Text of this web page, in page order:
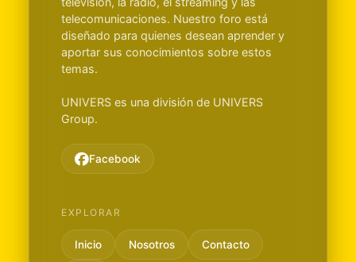
telecomunicaciones. Nuestro foro está
diseñado para quienes desean aprender y
aportar sus conocimientos sobre estos
temas.
UNIVERS es una división de UNIVERS
Group.
Facebook
EXPLORAR
Inicio Nosotros Contacto